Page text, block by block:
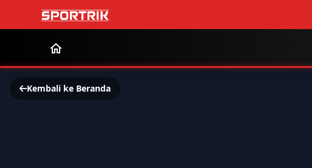
Kembali ke Beranda